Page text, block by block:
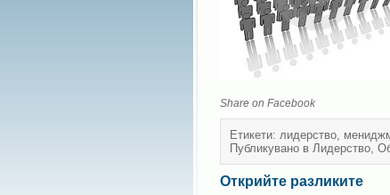
Share on Facebook
Етикети: лидерство,
Публикувано в Лидерство,
Открийте разликите